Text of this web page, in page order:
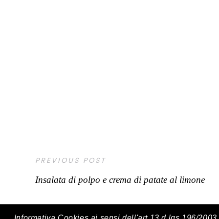
PREVIOUS POST
Insalata di polpo e crema di patate al limone